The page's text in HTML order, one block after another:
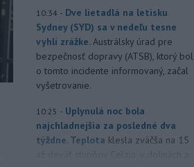
10:34 - Dve lietadlá na letisku
Sydney (SYD) sa v nedeľu tesne
vyhli zrážke.Austrálsky úrad pre
bezpečnosť dopravy (ATSB), ktorý bol
o tomto incidente informovaný, začal
vyšetrovanie.
10:25 - Uplynulá noc bola
najchladnejšia za posledné dva
týždne. Teplota klesla zväčša na 15